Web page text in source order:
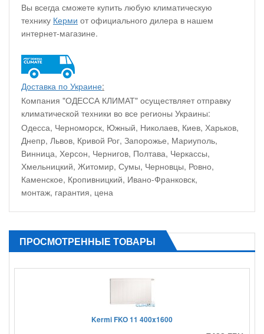
Вы всегда сможете купить любую климатическую
технику Керми от официального дилера в нашем
интернет-магазине.
Доставка по Украине:
Компания "ОДЕССА КЛИМАТ" осуществляет отправку
климатической техники во все регионы Украины:
Одесса, Черноморск, Южный, Николаев, Киев, Харьков,
Днепр, Львов, Кривой Рог, Запорожье, Мариуполь,
Винница, Херсон, Чернигов, Полтава, Черкассы,
Хмельницкий, Житомир, Сумы, Черновцы, Ровно,
Каменское, Кропивницкий, Ивано-Франковск,
монтаж, гарантия, цена
ПРОСМОТРЕННЫЕ ТОВАРЫ
Kermi FKO 11 400x1600